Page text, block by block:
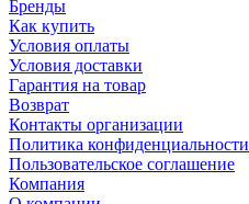
Бренды
Как купить
Условия оплаты
Условия доставки
Гарантия на товар
Возврат
Контакты организации
Политика конфиденциальности
Пользовательское соглашение
Компания